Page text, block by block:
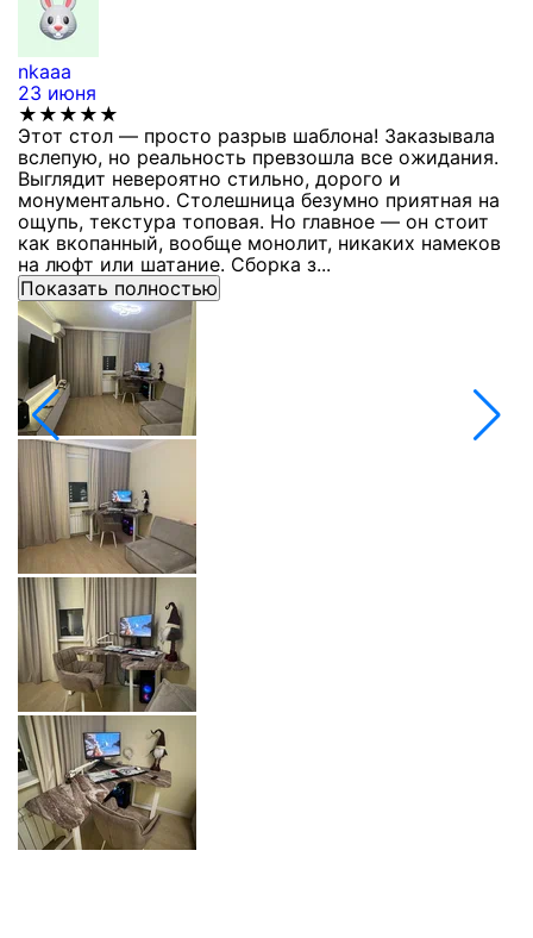
nkaaa
23 июня
★★★★★
Этот стол — просто разрыв шаблона! Заказывала
вслепую, но реальность превзошла все ожидания.
Выглядит невероятно стильно, дорого и
монументально. Столешница безумно приятная на
ощупь, текстура топовая. Но главное — он стоит
как вкопанный, вообще монолит, никаких намеков
на люфт или шатание. Сборка з...
Показать полностью